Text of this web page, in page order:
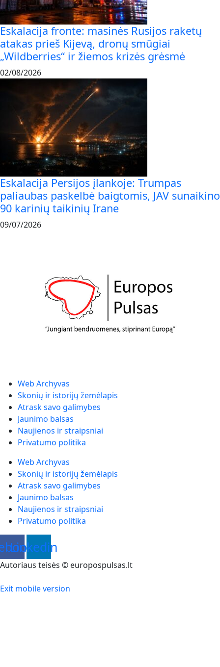
Eskalacija fronte: masinės Rusijos raketų
atakas prieš Kijevą, dronų smūgiai
„Wildberries“ ir žiemos krizės grėsmė
02/08/2026
Eskalacija Persijos įlankoje: Trumpas
paliaubas paskelbė baigtomis, JAV sunaikino
90 karinių taikinių Irane
09/07/2026
Web Archyvas
Skonių ir istorijų žemėlapis
Atrask savo galimybes
Jaunimo balsas
Naujienos ir straipsniai
Privatumo politika
Web Archyvas
Skonių ir istorijų žemėlapis
Atrask savo galimybes
Jaunimo balsas
Naujienos ir straipsniai
Privatumo politika
Linkedin
Autoriaus teisės © europospulsas.lt
Exit mobile version